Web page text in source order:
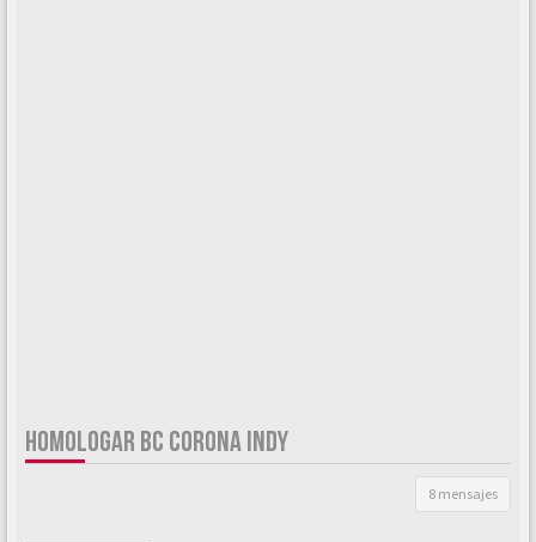
HOMOLOGAR BC CORONA INDY
8 mensajes